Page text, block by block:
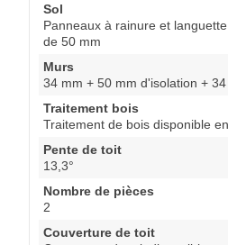
Sol
Panneaux à rainure et
de 50 mm
Murs
34 mm + 50 mm d'isolation +
Traitement bois
Traitement de bois disponible
Pente de toit
13,3°
Nombre de pièces
2
Couverture de toit